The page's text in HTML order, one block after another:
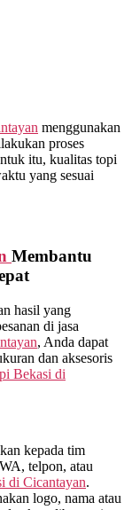
menggunakan
proses
itu, kualitas topi
yang sesuai
Membantu
hasil yang
di jasa
, Anda dapat
dan aksesoris
Bekasi di
kepada tim
telpon, atau
di Cicantayan.
logo, nama atau